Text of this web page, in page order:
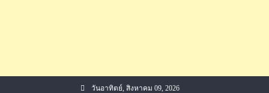
วันอาทิตย์, สิงหาคม 09, 2026